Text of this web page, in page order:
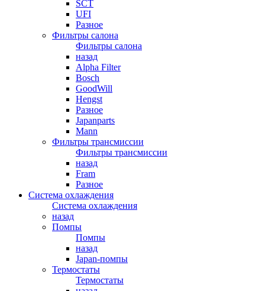
SCT
UFI
Разное
Фильтры салона
Фильтры салона
назад
Alpha Filter
Bosch
GoodWill
Hengst
Разное
Japanparts
Mann
Фильтры трансмиссии
Фильтры трансмиссии
назад
Fram
Разное
Система охлаждения
Система охлаждения
назад
Помпы
Помпы
назад
Japan-помпы
Термостаты
Термостаты